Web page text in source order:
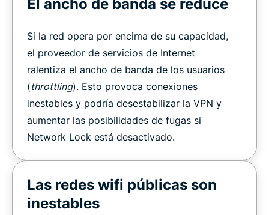
El ancho de banda se reduce
Si la red opera por encima de su capacidad,
el proveedor de servicios de Internet
ralentiza el ancho de banda de los usuarios
(throttling). Esto provoca conexiones
inestables y podría desestabilizar la VPN y
aumentar las posibilidades de fugas si
Network Lock está desactivado.
Las redes wifi públicas son
inestables